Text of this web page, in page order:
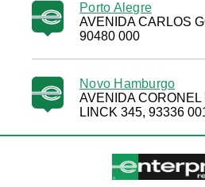
Porto Alegre
AVENIDA CARLOS
90480 000
Novo Hamburgo
AVENIDA
LINCK 345, 93336